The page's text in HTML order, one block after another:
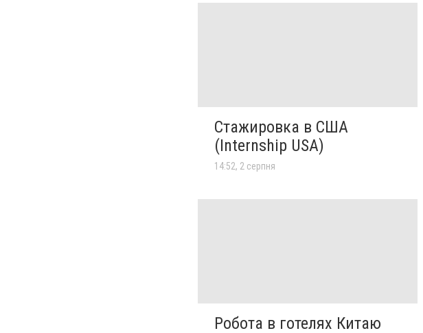
Стажировка в США
(Internship USA)
14:52, 2 серпня
Робота в готелях Китаю